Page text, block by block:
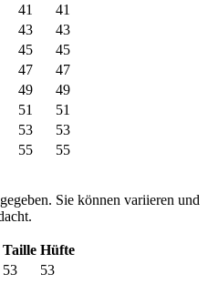
41
41
43
43
45
45
47
47
49
49
51
51
53
53
55 55
Sie können variieren und
Taille Hüfte
53
53